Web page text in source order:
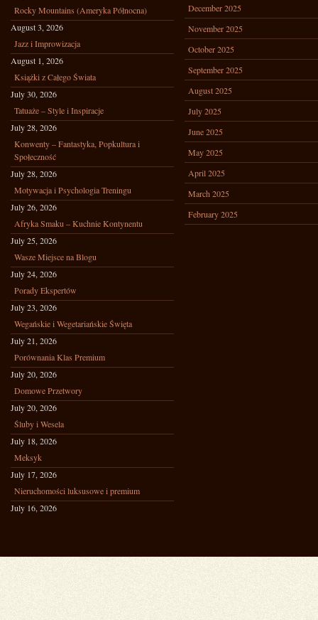
Rocky Mountains (Ameryka Północna)
August 3, 2026
Jazz i Improwizacja
August 1, 2026
Książki z Całego Świata
July 30, 2026
Tatuaże – Style i Inspiracje
July 28, 2026
Konwenty – Fantastyka, Popkultura i
Społeczność
July 28, 2026
Motywacja i Psychologia Treningu
July 26, 2026
Afryka Smaku – Kuchnie Kontynentu
July 25, 2026
Wasze Miejsce na Blogu
July 24, 2026
Porady Ekspertów
July 23, 2026
Wegańskie i Wegetariańskie Święta
July 21, 2026
Porównania Klas Premium
July 20, 2026
Domowe Przetwory
July 20, 2026
Śluby i Wesela
July 18, 2026
Meksyk
July 17, 2026
Nieruchomości luksusowe i premium
July 16, 2026
December 2025
November 2025
October 2025
September 2025
August 2025
July 2025
June 2025
May 2025
April 2025
March 2025
February 2025